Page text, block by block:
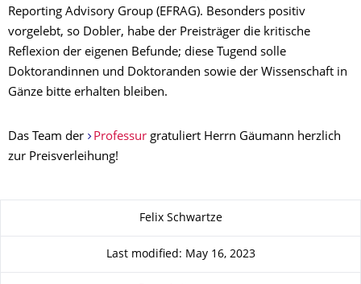
Reporting Advisory Group (EFRAG). Besonders positiv
vorgelebt, so Dobler, habe der Preisträger die kritische
Reflexion der eigenen Befunde; diese Tugend solle
Doktorandinnen und Doktoranden sowie der Wissenschaft in
Gänze bitte erhalten bleiben.
Das Team der Professurgratuliert Herrn Gäumann herzlich
zur Preisverleihung!
Felix Schwartze
Last modified: May 16, 2023